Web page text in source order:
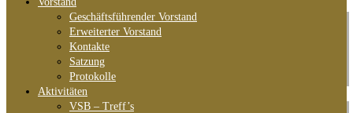
Geschäftsführender Vorstand
Erweiterter Vorstand
Kontakte
Satzung
Protokolle
Aktivitäten
VSB – Treff’s